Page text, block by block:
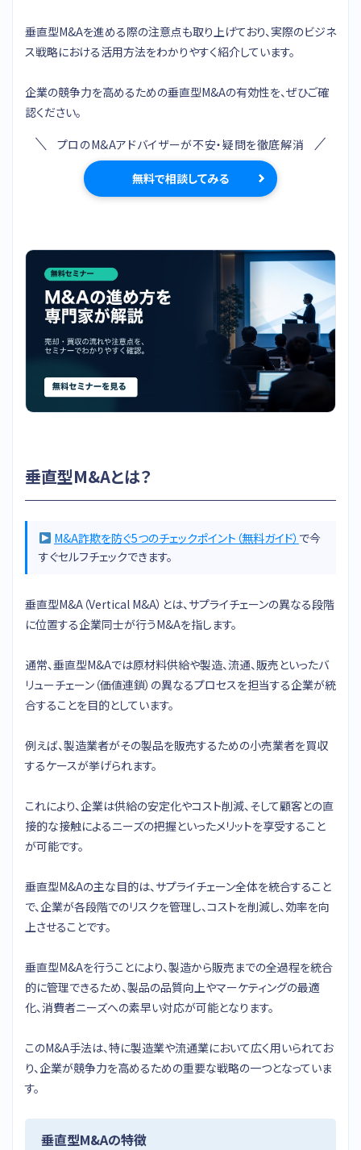
垂直型M&Aを進める際の注意点も取り上げており、実際のビジネ
ス戦略における活用方法をわかりやすく紹介しています。
企業の競争力を高めるための垂直型M&Aの有効性を、ぜひご確
認ください。
プロのM&Aアドバイザーが不安・疑問を徹底解消
無料で相談してみる
垂直型M&Aとは？
M&A詐欺を防ぐ5つのチェックポイント（無料ガイド） で今
すぐセルフチェックできます。
垂直型M&A（Vertical M&A）とは、サプライチェーンの異なる段階
に位置する企業同士が行うM&Aを指します。
通常、垂直型M&Aでは原材料供給や製造、流通、販売といったバ
リューチェーン（価値連鎖）の異なるプロセスを担当する企業が統
合することを目的としています。
例えば、製造業者がその製品を販売するための小売業者を買収
するケースが挙げられます。
これにより、企業は供給の安定化やコスト削減、そして顧客との直
接的な接触によるニーズの把握といったメリットを享受すること
が可能です。
垂直型M&Aの主な目的は、サプライチェーン全体を統合すること
で、企業が各段階でのリスクを管理し、コストを削減し、効率を向
上させることです。
垂直型M&Aを行うことにより、製造から販売までの全過程を統合
的に管理できるため、製品の品質向上やマーケティングの最適
化、消費者ニーズへの素早い対応が可能となります。
このM&A手法は、特に製造業や流通業において広く用いられてお
り、企業が競争力を高めるための重要な戦略の一つとなっていま
す。
垂直型M&Aの特徴